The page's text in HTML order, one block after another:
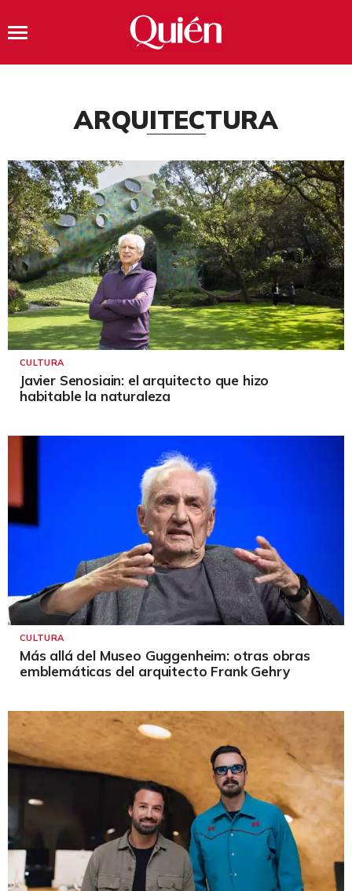
ARQUITECTURA
CULTURA
Javier Senosiain: el arquitecto que hizo
habitable la naturaleza
CULTURA
Más allá del Museo Guggenheim: otras obras
emblemáticas del arquitecto Frank Gehry